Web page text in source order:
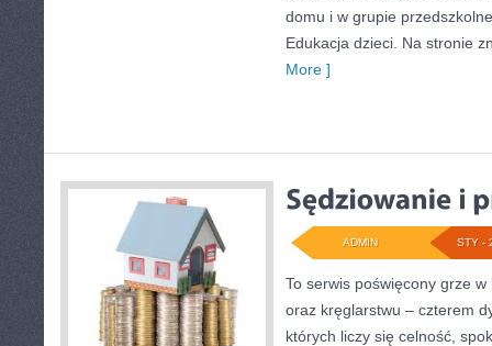
domu i w grupie
Edukacja dzieci. Na stronie
More ]
STY -
ADMIN
To serwis poświęcony grze
oraz kręglarstwu – czterem
których liczy się celność,